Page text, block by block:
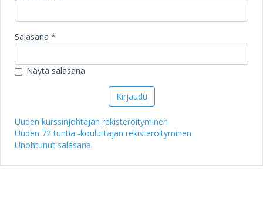
Salasana *
Näytä salasana
Uuden kurssinjohtajan rekisteröityminen
Uuden 72 tuntia -kouluttajan rekisteröityminen
Unohtunut salasana